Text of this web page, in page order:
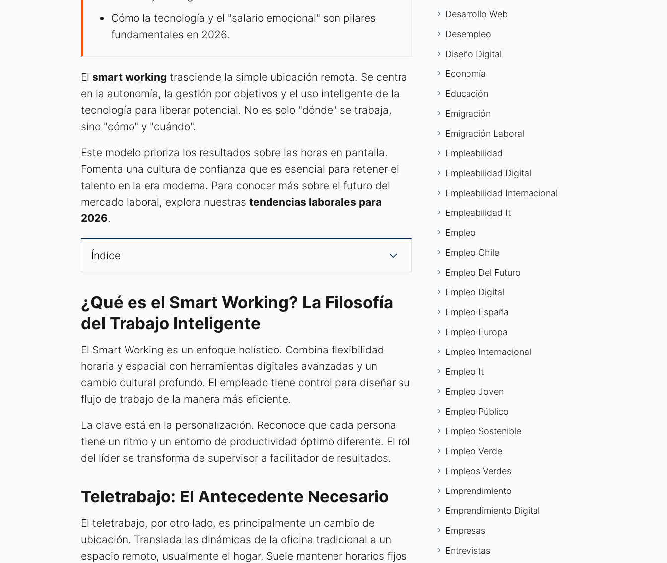
Cómo la tecnología y el "salario emocional" son pilares
fundamentales en 2026.
El smart working trasciende la simple ubicación remota. Se centra
en la autonomía, la gestión por objetivos y el uso inteligente de la
tecnología para liberar potencial. No es solo "dónde" se trabaja,
sino "cómo" y "cuándo".
Este modelo prioriza los resultados sobre las horas en pantalla.
Fomenta una cultura de confianza que es esencial para retener el
talento en la era moderna. Para conocer más sobre el futuro del
mercado laboral, explora nuestras tendencias laborales para
2026.
Índice
¿Qué es el Smart Working? La Filosofía
del Trabajo Inteligente
El Smart Working es un enfoque holístico. Combina flexibilidad
horaria y espacial con herramientas digitales avanzadas y un
cambio cultural profundo. El empleado tiene control para diseñar su
flujo de trabajo de la manera más eficiente.
La clave está en la personalización. Reconoce que cada persona
tiene un ritmo y un entorno de productividad óptimo diferente. El rol
del líder se transforma de supervisor a facilitador de resultados.
Teletrabajo: El Antecedente Necesario
El teletrabajo, por otro lado, es principalmente un cambio de
ubicación. Translada las dinámicas de la oficina tradicional a un
espacio remoto, usualmente el hogar. Suele mantener horarios fijos
Desarrollo Web
Desempleo
Diseño Digital
Economía
Educación
Emigración
Emigración Laboral
Empleabilidad
Empleabilidad Digital
Empleabilidad Internacional
Empleabilidad It
Empleo
Empleo Chile
Empleo Del Futuro
Empleo Digital
Empleo España
Empleo Europa
Empleo Internacional
Empleo It
Empleo Joven
Empleo Público
Empleo Sostenible
Empleo Verde
Empleos Verdes
Emprendimiento
Emprendimiento Digital
Empresas
Entrevistas